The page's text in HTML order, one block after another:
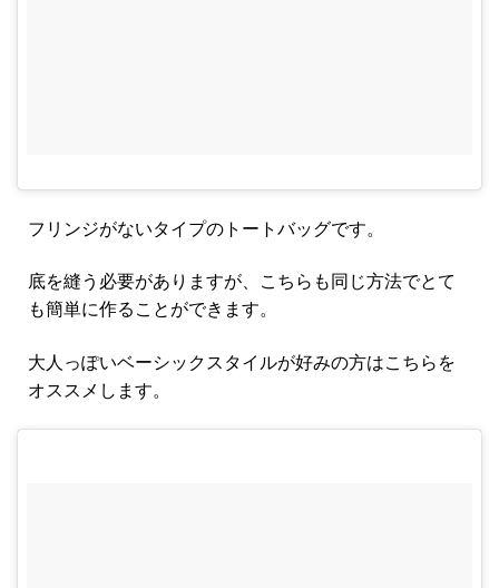
フリンジがないタイプのトートバッグです。
底を縫う必要がありますが、こちらも同じ方法でとて
も簡単に作ることができます。
大人っぽいベーシックスタイルが好みの方はこちらを
オススメします。